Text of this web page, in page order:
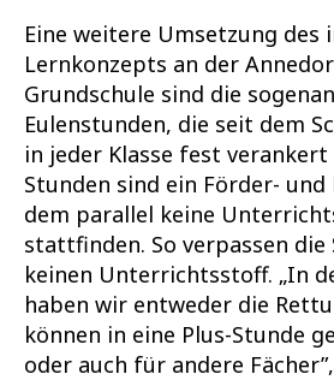
Eine weitere Umsetzung des
Lernkonzepts an der
Grundschule sind die
Eulenstunden, die seit dem
in jeder Klasse fest verankert
Stunden sind ein Förder- und
dem parallel keine
stattfinden. So verpassen die
keinen Unterrichtsstoff. „In
haben wir entweder die
können in eine Plus-Stunde
oder auch für andere